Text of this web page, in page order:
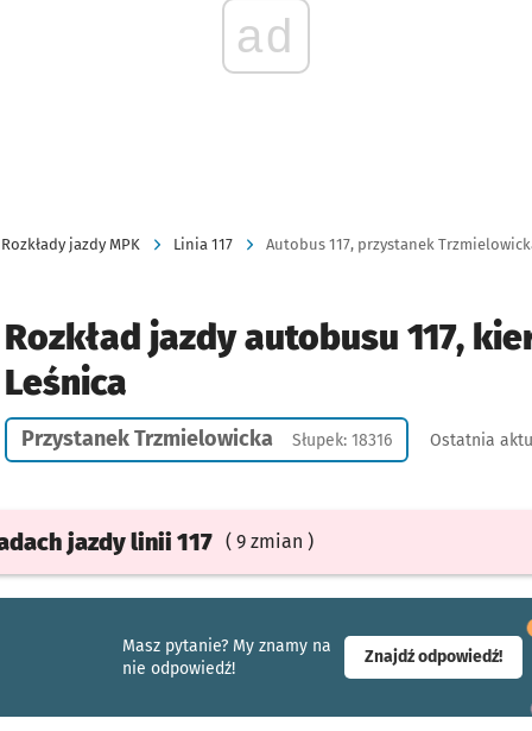
ad
Rozkłady jazdy MPK Linia 117 Autobus 117, przystanek
Rozkład jazdy autobusu 117,
Leśnica
Przystanek Trzmielowicka Słupek: 18316 Ostatnia
jazdylinii 117 ( 9 zmian )
Masz pytanie? My znamy na
nie odpowiedź!
Znajdź odpowiedź!-